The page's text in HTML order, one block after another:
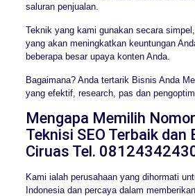
saluran penjualan.
Teknik yang kami gunakan secara
yang akan meningkatkan keuntungan
beberapa besar upaya konten Anda.
Bagaimana? Anda tertarik Bisnis Anda
yang efektif, research, pas dan
Mengapa Memilih
Teknisi SEO Terbaik dan
Ciruas Tel.
Kami ialah perusahaan yang dihormati
Indonesia dan percaya dalam